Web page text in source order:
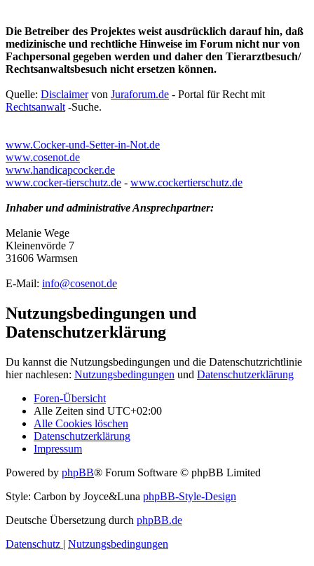
Die Betreiber des Projektes weist ausdrücklich darauf hin, daß
medizinische und rechtliche Hinweise im Forum nicht nur von
Fachpersonal gegeben werden und daher den Tierarztbesuch/
Rechtsanwaltsbesuch nicht ersetzen können.
Quelle: Disclaimervon Juraforum.de - Portal für Recht mit
Rechtsanwalt -Suche.
www.Cocker-und-Setter-in-Not.de
www.cosenot.de
www.handicapcocker.de
www.cocker-tierschutz.de - www.cockertierschutz.de
Inhaber und administrative Ansprechpartner:
Melanie Wege
Kleinenvörde 7
31606 Warmsen
E-Mail: info@cosenot.de
Nutzungsbedingungen und
Datenschutzerklärung
Du kannst die Nutzungsbedingungen und die Datenschutzrichtlinie
hier nachlesen: Nutzungsbedingungen und Datenschutzerklärung
Foren-Übersicht
Alle Zeiten sind UTC+02:00
Alle Cookies löschen
Datenschutzerklärung
Impressum
Powered by phpBB® Forum Software © phpBB Limited
Style: Carbon by Joyce&Luna phpBB-Style-Design
Deutsche Übersetzung durch phpBB.de
Datenschutz | Nutzungsbedingungen